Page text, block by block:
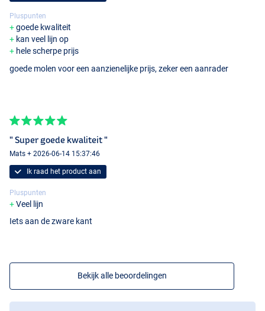
Pluspunten
goede kwaliteit
kan veel lijn op
hele scherpe prijs
goede molen voor een aanzienelijke prijs, zeker een aanrader
" Super goede kwaliteit "
Mats + 2026-06-14 15:37:46
Ik raad het product aan
Pluspunten
Veel lijn
Iets aan de zware kant
Bekijk alle beoordelingen